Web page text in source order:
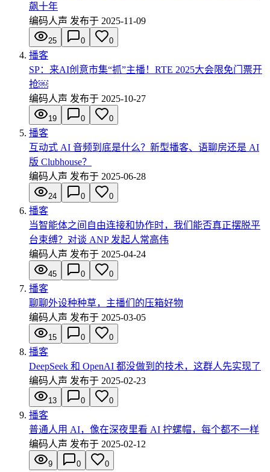
飙十年
编码人声 发布于 2025-11-09
25 0 0
播客
SP：来AI创意市集“抓”主播！RTE 2025大会限免门票开
抢￼
编码人声 发布于 2025-10-27
19 0 0
播客
互动式 AI 音频到底是什么？新型播客、语聊房还是 AI
版 Clubhouse？
编码人声 发布于 2025-06-28
24 0 0
播客
当智能体之间自由连接和协作时，我们能否真正摆脱平
台束缚？对谈 ANP 发起人常高伟
编码人声 发布于 2025-04-24
45 0 0
播客
聊聊外设种种草，主播们的压箱好物
编码人声 发布于 2025-03-05
15 0 0
播客
DeepSeek 和 OpenAI 都没做到的技术，这群人先实现了
编码人声 发布于 2025-02-23
13 0 0
播客
普通人用 AI，像在深夜里看 AI 拧螺帽，每个都不一样
编码人声 发布于 2025-02-12
9 0 0